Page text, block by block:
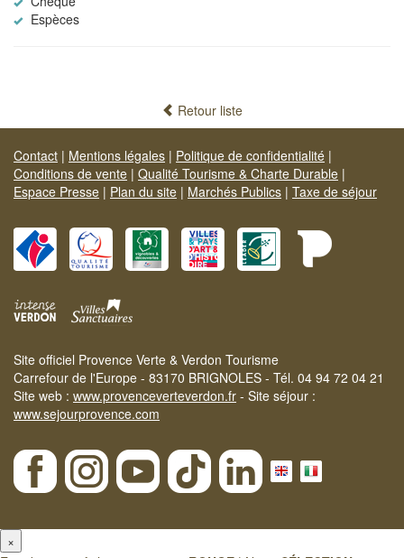
Espèces
Retour liste
Contact | Mentions légales | Politique de confidentialité |
Conditions de vente | Qualité Tourisme & Charte Durable |
Espace Presse | Plan du site | Marchés Publics | Taxe de séjour
Site officiel Provence Verte & Verdon Tourisme
Carrefour de l'Europe - 83170 BRIGNOLES - Tél. 04 94 72 04 21
Site web : www.provenceverteverdon.fr - Site séjour :
www.sejourprovence.com
×